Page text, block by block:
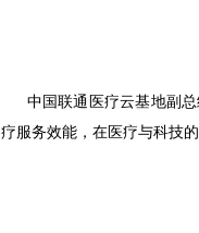
中国联通医疗云基地副
疗服务效能，在医疗与科技